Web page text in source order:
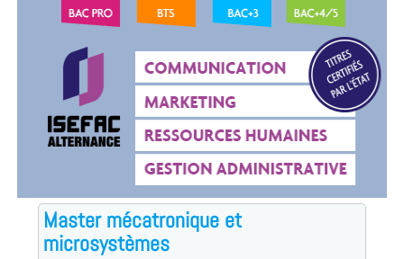
Master mécatronique et
microsystèmes